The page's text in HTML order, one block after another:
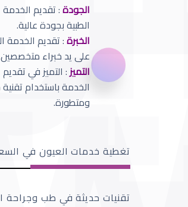
الجودة: تقديم الخدمة
الطبية بجودة عالية.
الخبرة: تقديم الخدمة
على يد خبراء
التميز: التميز في تقديم
الخدمة باستخدام
ومتطورة.
تغطية خدمات العيون في
تقنيات حديثة في طب وجراحة